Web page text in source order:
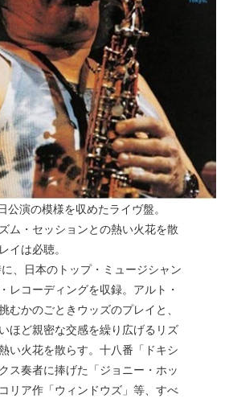
公演の模様を収めたライヴ盤。
ム・セッションとの熱い火花を散
イは必聴。
、日本のトップ・ミュージシャン
レコーディングを収録。アルト・
むかのごときウッズのプレイと、
ほど親密な交感を繰り広げるリズ
い火花を散らす。十八番「ドキシ
ス奏者に捧げた「ジョニー・ホッ
リア作「ウィンドウズ」等、すべ